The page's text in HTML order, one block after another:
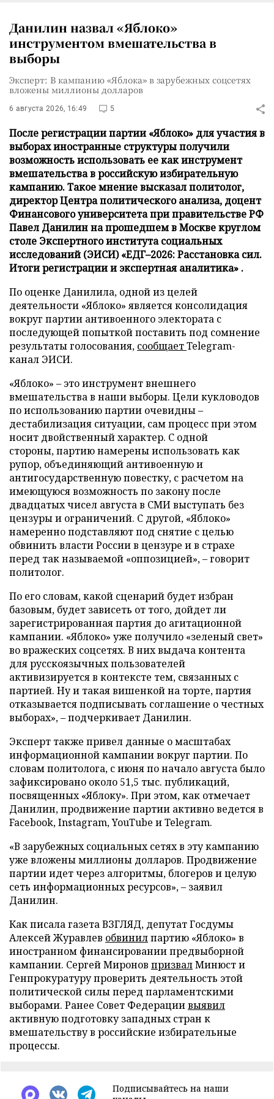
Данилин назвал «Яблоко»
инструментом вмешательства в
выборы
Эксперт: В кампанию «Яблока» в зарубежных соцсетях
вложены миллионы долларов
6 августа 2026, 16:49 5
После регистрации партии «Яблоко» для участия в
выборах иностранные структуры получили
возможность использовать ее как инструмент
вмешательства в российскую избирательную
кампанию. Такое мнение высказал политолог,
директор Центра политического анализа, доцент
Финансового университета при правительстве РФ
Павел Данилин на прошедшем в Москве круглом
столе Экспертного института социальных
исследований (ЭИСИ) «ЕДГ–2026: Расстановка сил.
Итоги регистрации и экспертная аналитика» .
По оценке Данилила, одной из целей
деятельности «Яблоко» является консолидация
вокруг партии антивоенного электората с
последующей попыткой поставить под сомнение
результаты голосования, сообщаетTelegram-
канал ЭИСИ.
«Яблоко» – это инструмент внешнего
вмешательства в наши выборы. Цели кукловодов
по использованию партии очевидны –
дестабилизация ситуации, сам процесс при этом
носит двойственный характер. С одной
стороны, партию намерены использовать как
рупор, объединяющий антивоенную и
антигосударственную повестку, с расчетом на
имеющуюся возможность по закону после
двадцатых чисел августа в СМИ выступать без
цензуры и ограничений. С другой, «Яблоко»
намеренно подставляют под снятие с целью
обвинить власти России в цензуре и в страхе
перед так называемой «оппозицией», – говорит
политолог.
По его словам, какой сценарий будет избран
базовым, будет зависеть от того, дойдет ли
зарегистрированная партия до агитационной
кампании. «Яблоко» уже получило «зеленый свет»
во вражеских соцсетях. В них выдача контента
для русскоязычных пользователей
активизируется в контексте тем, связанных с
партией. Ну и такая вишенкой на торте, партия
отказывается подписывать соглашение о честных
выборах», – подчеркивает Данилин.
Эксперт также привел данные о масштабах
информационной кампании вокруг партии. По
словам политолога, с июня по начало августа было
зафиксировано около 51,5 тыс. публикаций,
посвященных «Яблоку». При этом, как отмечает
Данилин, продвижение партии активно ведется в
Facebook, Instagram, YouTube и Telegram.
«В зарубежных социальных сетях в эту кампанию
уже вложены миллионы долларов. Продвижение
партии идет через алгоритмы, блогеров и целую
сеть информационных ресурсов», – заявил
Данилин.
Как писала газета ВЗГЛЯД, депутат Госдумы
Алексей Журавлев обвинилпартию «Яблоко» в
иностранном финансировании предвыборной
кампании. Сергей Миронов призвалМинюст и
Генпрокуратуру проверить деятельность этой
политической силы перед парламентскими
выборами. Ранее Совет Федерациивыявил
активную подготовку западных стран к
вмешательству в российские избирательные
процессы.
Подписывайтесь на наши